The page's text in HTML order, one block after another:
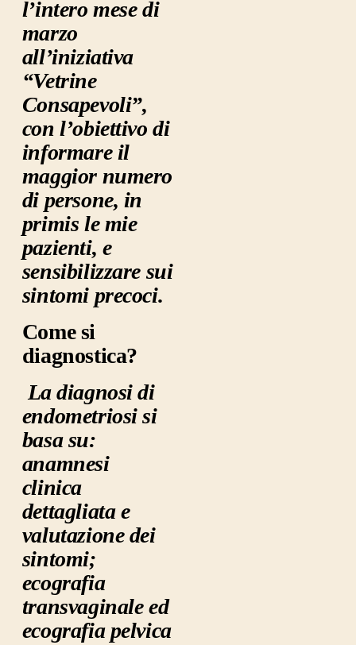
l’intero mese di
marzo
all’iniziativa
“Vetrine
Consapevoli”,
con l’obiettivo di
informare il
maggior numero
di persone, in
primis le mie
pazienti, e
sensibilizzare sui
sintomi precoci.
Come si
diagnostica?
La diagnosi di
endometriosi si
basa su:
anamnesi
clinica
dettagliata e
valutazione dei
sintomi;
ecografia
transvaginale ed
ecografia pelvica